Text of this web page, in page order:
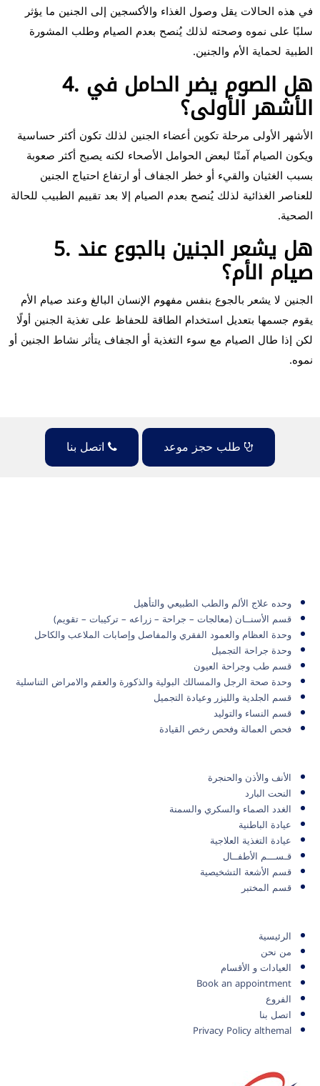
في هذه الحالات يقل وصول الغذاء والأكسجين إلى الجنين ما يؤثر
سلبًا على نموه وصحته لذلك يُنصح بعدم الصيام وطلب المشورة
الطبية لحماية الأم والجنين.
4. هل الصوم يضر الحامل في
الأشهر الأولى؟
الأشهر الأولى مرحلة تكوين أعضاء الجنين لذلك تكون أكثر حساسية
ويكون الصيام آمنًا لبعض الحوامل الأصحاء لكنه يصبح أكثر صعوبة
بسبب الغثيان والقيء أو خطر الجفاف أو ارتفاع احتياج الجنين
للعناصر الغذائية لذلك يُنصح بعدم الصيام إلا بعد تقييم الطبيب للحالة
الصحية.
5. هل يشعر الجنين بالجوع عند
صيام الأم؟
الجنين لا يشعر بالجوع بنفس مفهوم الإنسان البالغ وعند صيام الأم
يقوم جسمها بتعديل استخدام الطاقة للحفاظ على تغذية الجنين أولًا
لكن إذا طال الصيام مع سوء التغذية أو الجفاف يتأثر نشاط الجنين أو
نموه.
طلب حجز موعد اتصل بنا
وحده علاج الألم والطب الطبيعي والتأهيل
قسم الأسنــان (معالجات – جراحة – زراعه – تركيبات – تقويم)
وحدة العظام والعمود الفقري والمفاصل وإصابات الملاعب والكاحل
وحدة جراحة التجميل
قسم طب وجراحة العيون
وحدة صحة الرجل والمسالك البولية والذكورة والعقم والامراض التناسلية
قسم الجلدية والليزر وعيادة التجميل
قسم النساء والتوليد
فحص العمالة وفحص رخص القيادة
الأنف والأذن والحنجرة
النحت البارد
الغدد الصماء والسكري والسمنة
عيادة الباطنية
عيادة التغذية العلاجية
قـســـم الأطفــال
قسم الأشعة التشخيصية
قسم المختبر
الرئيسية
من نحن
العيادات و الأقسام
Book an appointment
الفروع
اتصل بنا
Privacy Policy althemal